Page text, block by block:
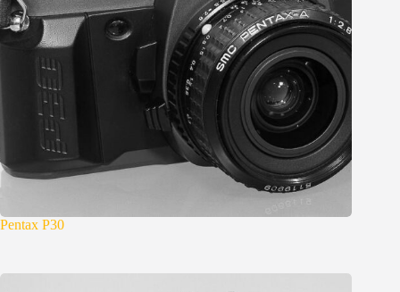
Pentax P30